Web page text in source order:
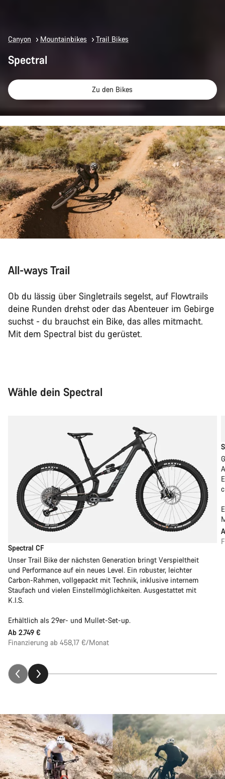
Canyon Mountainbikes Trail Bikes
Spectral
Zu den Bikes
All-ways Trail
Ob du lässig über Singletrails segelst, auf Flowtrails
deine Runden drehst oder das Abenteuer im Gebirge
suchst - du brauchst ein Bike, das alles mitmacht.
Mit dem Spectral bist du gerüstet.
Wähle dein Spectral
Spectral CF
Unser Trail Bike der nächsten Generation bringt Verspieltheit
und Performance auf ein neues Level. Ein robuster, leichter
Carbon-Rahmen, vollgepackt mit Technik, inklusive internem
Staufach und vielen Einstellmöglichkeiten. Ausgestattet mit
K.I.S.
Erhältlich als 29er- und Mullet-Set-up.
Ab 2.749 €
Finanzierung ab 458,17 €/Monat